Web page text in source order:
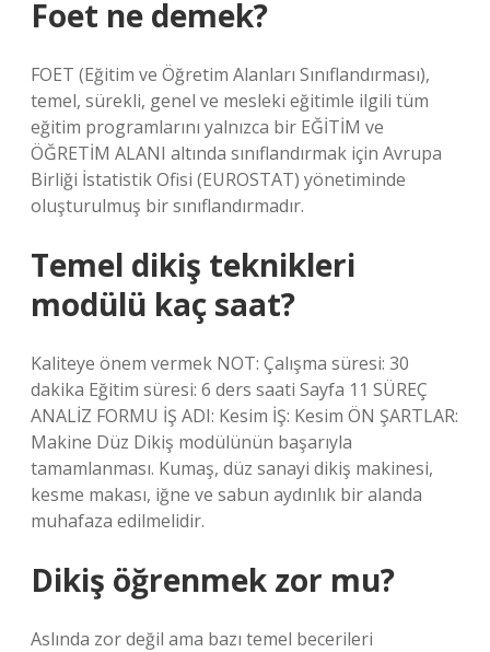
Foet ne demek?
FOET (Eğitim ve Öğretim Alanları Sınıflandırması),
temel, sürekli, genel ve mesleki eğitimle ilgili tüm
eğitim programlarını yalnızca bir EĞİTİM ve
ÖĞRETİM ALANI altında sınıflandırmak için Avrupa
Birliği İstatistik Ofisi (EUROSTAT) yönetiminde
oluşturulmuş bir sınıflandırmadır.
Temel dikiş teknikleri
modülü kaç saat?
Kaliteye önem vermek NOT: Çalışma süresi: 30
dakika Eğitim süresi: 6 ders saati Sayfa 11 SÜREÇ
ANALİZ FORMU İŞ ADI: Kesim İŞ: Kesim ÖN ŞARTLAR:
Makine Düz Dikiş modülünün başarıyla
tamamlanması. Kumaş, düz sanayi dikiş makinesi,
kesme makası, iğne ve sabun aydınlık bir alanda
muhafaza edilmelidir.
Dikiş öğrenmek zor mu?
Aslında zor değil ama bazı temel becerileri